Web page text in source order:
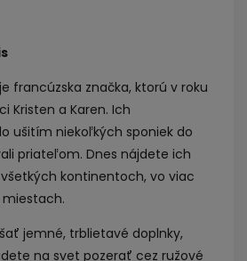
francúzska značka, ktorú v roku
Kristen a Karen. Ich
ušitím niekoľkých sponiek do
priateľom. Dnes nájdete ich
kontinentoch, vo viac
jemné, trblietavé doplnky,
na svet pozerať cez ružové